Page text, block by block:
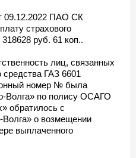
09.12.2022 ПАО СК
страхового
руб. 61 коп..
лиц, связанных
средства ГАЗ 6601
номер № была
Волга» по полису ОСАГО
обратилось с
о возмещении
выплаченного